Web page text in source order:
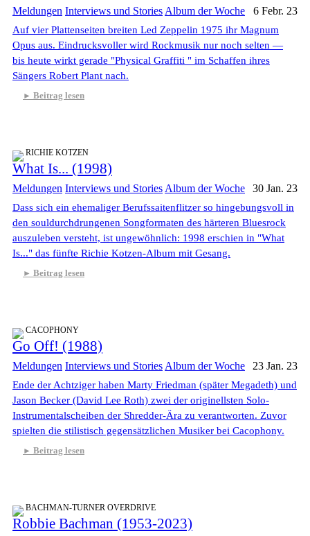
Meldungen Interviews und Stories Album der Woche 6 Febr. 23
Auf vier Plattenseiten breiten Led Zeppelin 1975 ihr Magnum
Opus aus. Eindrucksvoller wird Rockmusik nur noch selten —
bis heute wirkt gerade "Physical Graffiti " im Schaffen ihres
Sängers Robert Plant nach.
Beitrag lesen
RICHIE KOTZEN
What Is... (1998)
Meldungen Interviews und Stories Album der Woche 30 Jan. 23
Dass sich ein ehemaliger Berufssaitenflitzer so hingebungsvoll in
den souldurchdrungenen Songformaten des härteren Bluesrock
auszuleben versteht, ist ungewöhnlich: 1998 erschien in "What
Is..." das fünfte Richie Kotzen-Album mit Gesang.
Beitrag lesen
CACOPHONY
Go Off! (1988)
Meldungen Interviews und Stories Album der Woche 23 Jan. 23
Ende der Achtziger haben Marty Friedman (später Megadeth) und
Jason Becker (David Lee Roth) zwei der originellsten Solo-
Instrumentalscheiben der Shredder-Ära zu verantworten. Zuvor
spielten die stilistisch gegensätzlichen Musiker bei Cacophony.
Beitrag lesen
BACHMAN-TURNER OVERDRIVE
Robbie Bachman (1953-2023)